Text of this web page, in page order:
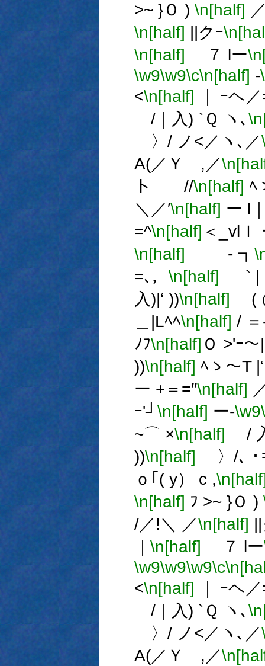
>~ }Ｏ ) \n[half]
\n[half] ||クｰ
\n[half] ７ lー
\w9\w9\c\n[half] -
<\n[half] ｜ ｰヘ
/｜入) `Ｑ ヽ､
〉/ ノ<／ヽ､／
A(／Ｙ ,／
ト //\n[half] ﾍ
＼／′\n[half] ー l
=^\n[half] ＜_vlｌ
\n[half] - ┓
=､， \n[half] ` |
入)|‘ ))\n[half] (
＿|Lﾍﾍ\n[half] /
ﾉﾌ\n[half] Ｏ >'ｰ
))\n[half] ﾍゝ～T
ー +＝=′′\n[half]
ｰ'┘ \n[half] ー-\w9
~⌒ ×\n[half] /
))\n[half] 〉/､ ･
ｏ｢( y） c ,
\n[half] ﾌ >~ }Ｏ )
/／!＼ ／\n[half]
\n[half] ７ lー
\w9\w9\w9\c
<\n[half] ｜ ｰヘ
/｜入) `Ｑ ヽ､
〉/ ノ<／ヽ､／
A(／Ｙ ,／